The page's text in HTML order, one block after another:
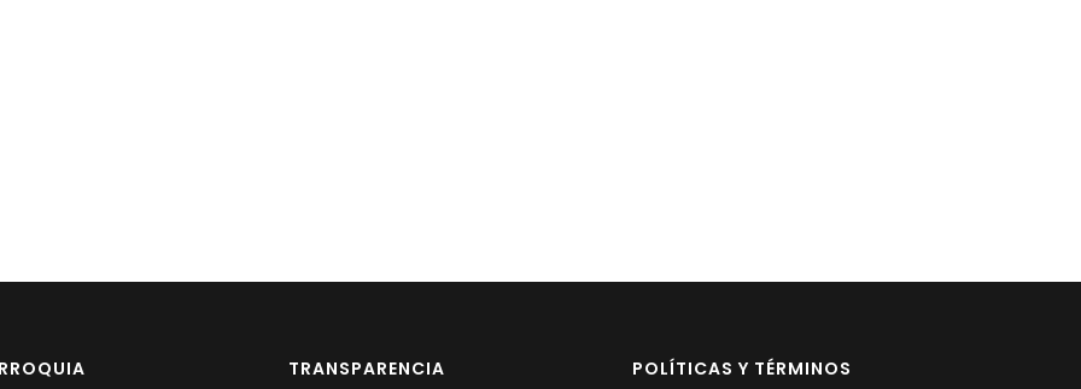
TRANSPARENCIA POLÍTICAS Y TÉRMINOS